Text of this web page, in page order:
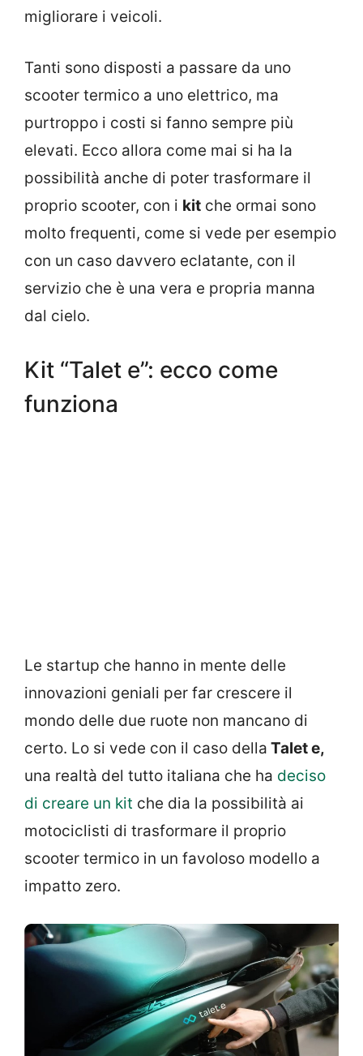
migliorare i veicoli.
Tanti sono disposti a passare da uno
scooter termico a uno elettrico, ma
purtroppo i costi si fanno sempre più
elevati. Ecco allora come mai si ha la
possibilità anche di poter trasformare il
proprio scooter, con i kit che ormai sono
molto frequenti, come si vede per esempio
con un caso davvero eclatante, con il
servizio che è una vera e propria manna
dal cielo.
Kit “Talet e”: ecco come
funziona
Le startup che hanno in mente delle
innovazioni geniali per far crescere il
mondo delle due ruote non mancano di
certo. Lo si vede con il caso della Talet e,
una realtà del tutto italiana che ha deciso
di creare un kit che dia la possibilità ai
motociclisti di trasformare il proprio
scooter termico in un favoloso modello a
impatto zero.